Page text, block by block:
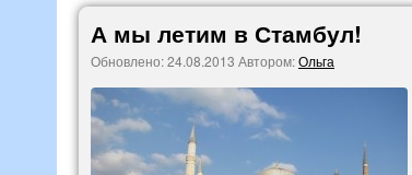
А мы летим в Стамбул!
Обновлено:24.08.2013 Автором:Ольга